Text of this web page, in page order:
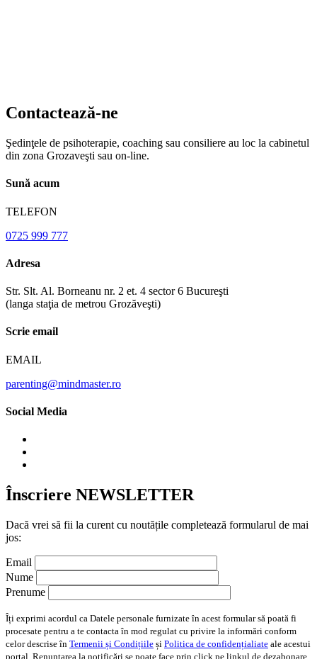
Contactează-ne
Şedinţele de psihoterapie, coaching sau consiliere au loc la cabinetul
din zona Grozaveşti sau on-line.
Sună acum
TELEFON
0725 999 777
Adresa
Str. Slt. Al. Borneanu nr. 2 et. 4 sector 6 Bucureşti
(langa staţia de metrou Grozăveşti)
Scrie email
EMAIL
parenting@mindmaster.ro
Social Media
Înscriere NEWSLETTER
Dacă vrei să fii la curent cu noutățile completează formularul de mai
jos:
Email
Nume
Prenume
Îți exprimi acordul ca Datele personale furnizate în acest formular să poată fi
procesate pentru a te contacta în mod regulat cu privire la informări conform
celor descrise în Termenii și Condițiile și Politica de confidențialiate ale acestui
portal. Renunțarea la notificări se poate face prin click pe linkul de dezabonare